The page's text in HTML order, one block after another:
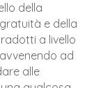
della
e della
a livello
ad
alle